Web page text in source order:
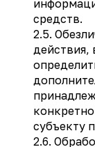
средств.
2.5.
действия,
субъекту
2.6.